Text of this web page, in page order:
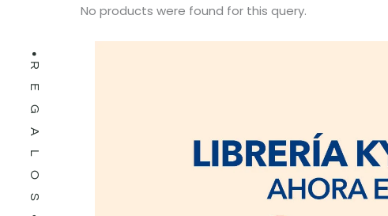
No products were found for this query.
REGALOS